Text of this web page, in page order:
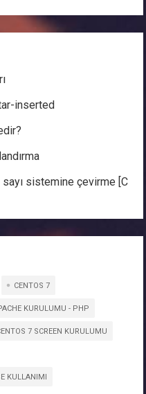
inserted
sistemine çevirme [C
CENTOS 7
KURULUMU - PHP
7 SCREEN KURULUMU
KULLANIMI